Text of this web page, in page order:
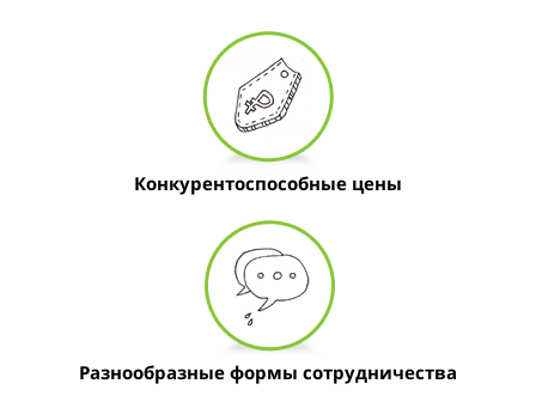
Конкурентоспособные цены
Разнообразные формы сотрудничества